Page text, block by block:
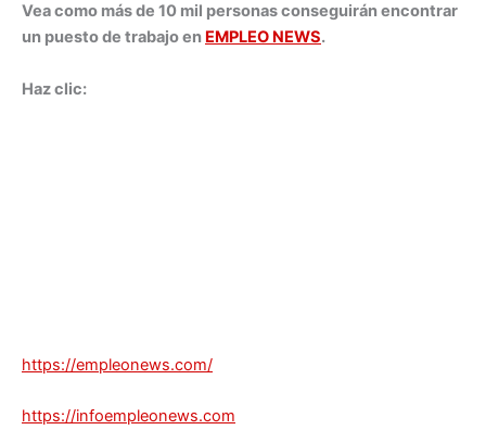
Vea como más de 10 mil personas conseguirán encontrar
un puesto de trabajo en EMPLEO NEWS.
Haz clic:
https://empleonews.com/
https://infoempleonews.com